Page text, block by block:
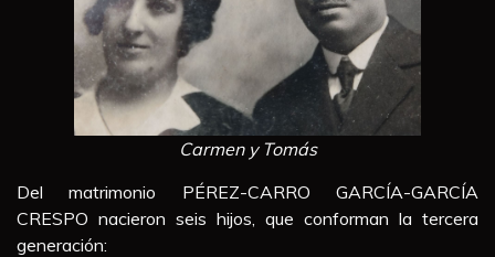
Carmen y Tomás
Del matrimonio PÉREZ-CARRO GARCÍA-GARCÍA
CRESPO nacieron seis hijos, que conforman la tercera
generación: